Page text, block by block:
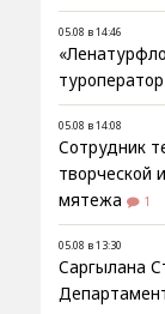
05.08 в 14:46
05.08 в 14:08
Сотрудник
творческой
мятежа
1
05.08 в 13:30
Саргылана